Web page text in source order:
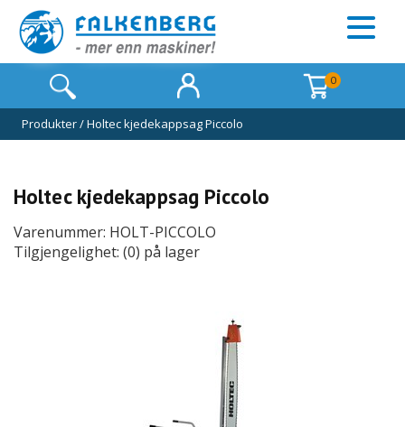
0
Produkter/Holtec kjedekappsag Piccolo
Holtec kjedekappsag Piccolo
Varenummer: HOLT-PICCOLO
Tilgjengelighet: (0) på lager